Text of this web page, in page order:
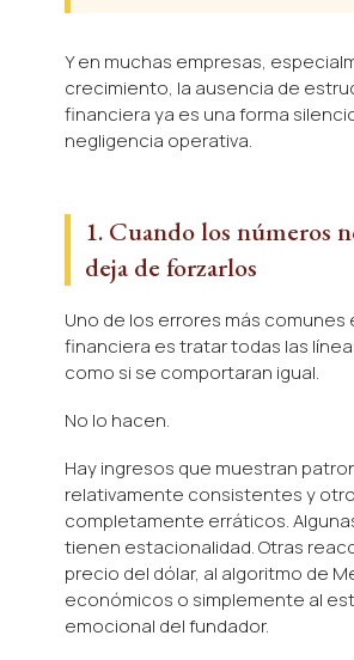
Y en muchas empresas,
crecimiento, la ausencia de
financiera ya es una forma
negligencia operativa.
1. Cuando los números
deja de forzarlos
Uno de los errores más comunes
financiera es tratar todas las
como si se comportaran igual.
No lo hacen.
Hay ingresos que muestran
relativamente consistentes y
completamente erráticos.
tienen estacionalidad. Otras
precio del dólar, al algoritmo de
económicos o simplemente al
emocional del fundador.